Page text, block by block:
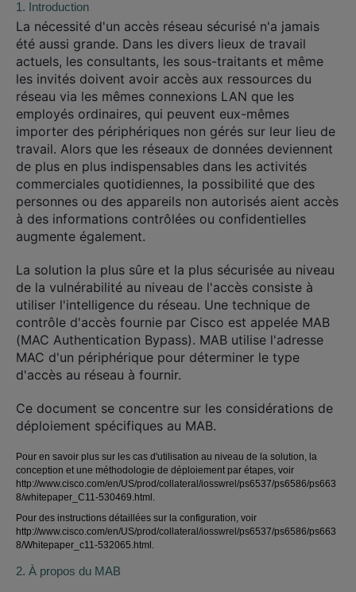
1. Introduction
La nécessité d'un accès réseau sécurisé n'a jamais
été aussi grande. Dans les divers lieux de travail
actuels, les consultants, les sous-traitants et même
les invités doivent avoir accès aux ressources du
réseau via les mêmes connexions LAN que les
employés ordinaires, qui peuvent eux-mêmes
importer des périphériques non gérés sur leur lieu de
travail. Alors que les réseaux de données deviennent
de plus en plus indispensables dans les activités
commerciales quotidiennes, la possibilité que des
personnes ou des appareils non autorisés aient accès
à des informations contrôlées ou confidentielles
augmente également.
La solution la plus sûre et la plus sécurisée au niveau
de la vulnérabilité au niveau de l'accès consiste à
utiliser l'intelligence du réseau. Une technique de
contrôle d'accès fournie par Cisco est appelée MAB
(MAC Authentication Bypass). MAB utilise l'adresse
MAC d'un périphérique pour déterminer le type
d'accès au réseau à fournir.
Ce document se concentre sur les considérations de
déploiement spécifiques au MAB.
Pour en savoir plus sur les cas d'utilisation au niveau de la solution, la
conception et une méthodologie de déploiement par étapes, voir
http://www.cisco.com/en/US/prod/collateral/iosswrel/ps6537/ps6586/ps663
8/whitepaper_C11-530469.html .
Pour des instructions détaillées sur la configuration, voir
http://www.cisco.com/en/US/prod/collateral/iosswrel/ps6537/ps6586/ps663
8/Whitepaper_c11-532065.html .
2. À propos du MAB